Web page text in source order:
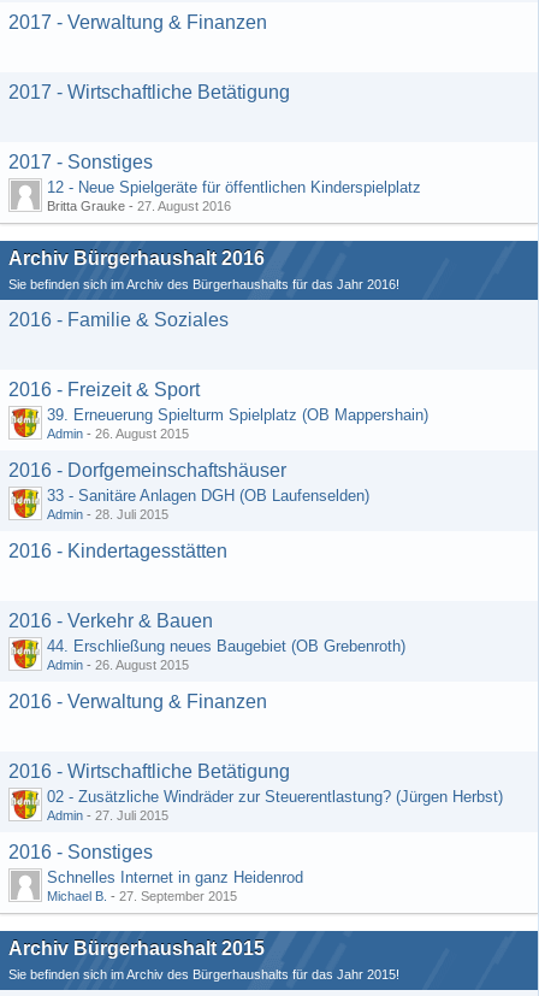
2017 - Verwaltung & Finanzen
2017 - Wirtschaftliche Betätigung
2017 - Sonstiges
12 - Neue Spielgeräte für öffentlichen Kinderspielplatz
Britta Grauke - 27. August 2016
Archiv Bürgerhaushalt 2016
Sie befinden sich im Archiv des Bürgerhaushalts für das Jahr 2016!
2016 - Familie & Soziales
2016 - Freizeit & Sport
39. Erneuerung Spielturm Spielplatz (OB Mappershain)
Admin - 26. August 2015
2016 - Dorfgemeinschaftshäuser
33 - Sanitäre Anlagen DGH (OB Laufenselden)
Admin - 28. Juli 2015
2016 - Kindertagesstätten
2016 - Verkehr & Bauen
44. Erschließung neues Baugebiet (OB Grebenroth)
Admin - 26. August 2015
2016 - Verwaltung & Finanzen
2016 - Wirtschaftliche Betätigung
02 - Zusätzliche Windräder zur Steuerentlastung? (Jürgen Herbst)
Admin - 27. Juli 2015
2016 - Sonstiges
Schnelles Internet in ganz Heidenrod
Michael B. - 27. September 2015
Archiv Bürgerhaushalt 2015
Sie befinden sich im Archiv des Bürgerhaushalts für das Jahr 2015!